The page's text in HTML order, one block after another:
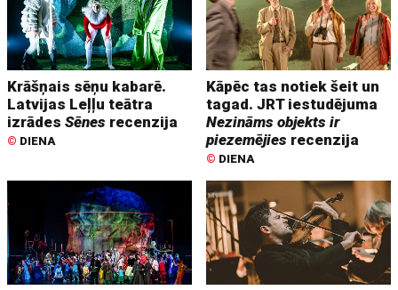
Krāšņais sēņu kabarē.
Latvijas Leļļu teātra
izrādesSēnes recenzija
© DIENA
Kāpēc tas notiek šeit un
tagad. JRT iestudējuma
Nezināms objekts ir
piezemējies recenzija
© DIENA